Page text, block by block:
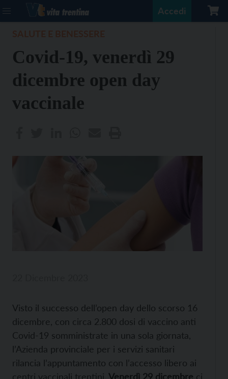
Accedi
Covid-19, venerdì 29
dicembre open day
vaccinale
Visto il successo dell’open day dello scorso 16
dicembre, con circa 2.800 dosi di vaccino anti
Covid-19 somministrate in una sola giornata,
l’Azienda provinciale per i servizi sanitari
rilancia l’appuntamento con l’accesso libero ai
centri vaccinali trentini. Venerdì 29 dicembre ci